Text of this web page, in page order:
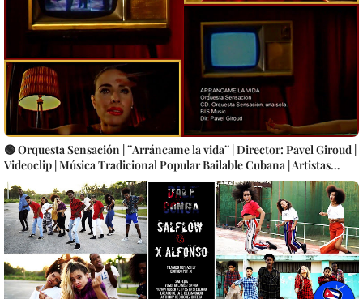
🟢 Orquesta Sensación | ¨Arráncame la vida¨ | Director: Pavel Giroud |
Videoclip | Música Tradicional Popular Bailable Cubana | Artistas
Cubanos | Canción | CUBA